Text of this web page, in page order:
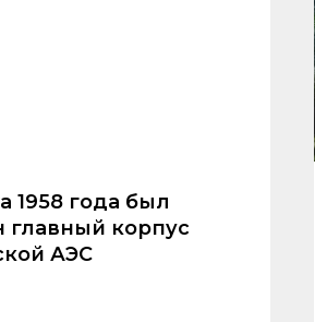
1958 года был
главный корпус
АЭС